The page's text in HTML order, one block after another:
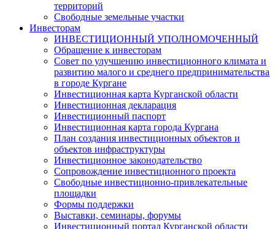
территорий
Свободные земельные участки
Инвесторам
ИНВЕСТИЦИОННЫЙ УПОЛНОМОЧЕННЫЙ
Обращение к инвесторам
Совет по улучшению инвестиционного климата и
развитию малого и среднего предпринимательства
в городе Кургане
Инвестиционная карта Курганской области
Инвестиционная декларация
Инвестиционный паспорт
Инвестиционная карта города Кургана
План создания инвестиционных объектов и
объектов инфраструктуры
Инвестиционное законодательство
Сопровождение инвестиционного проекта
Свободные инвестиционно-привлекательные
площадки
Формы поддержки
Выставки, семинары, форумы
Инвестиционный портал Курганской области